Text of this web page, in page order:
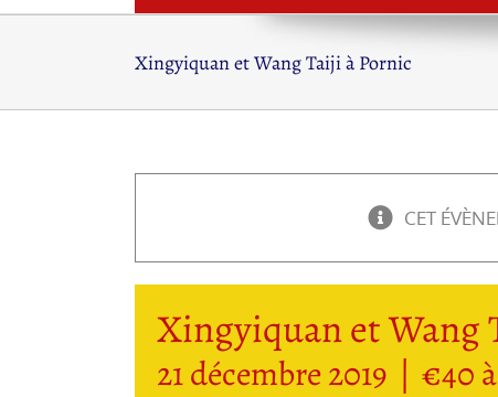
Xingyiquan et Wang Taiji à Pornic
CET
Xingyiquan et Wang
21 décembre 2019 | €40